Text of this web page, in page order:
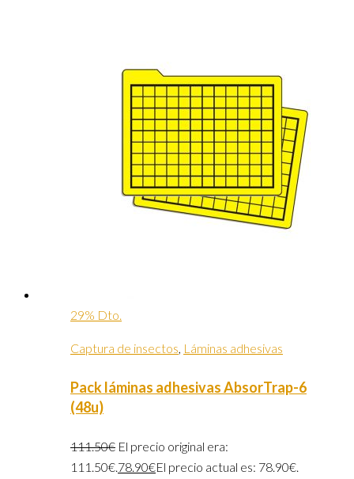
29% Dto.
Captura de insectos, Láminas adhesivas
Pack láminas adhesivas AbsorTrap-6
(48u)
111.50€ El precio original era:
111.50€.78.90€El precio actual es: 78.90€.